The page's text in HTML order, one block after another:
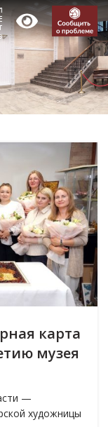
карта
музея
—
художницы